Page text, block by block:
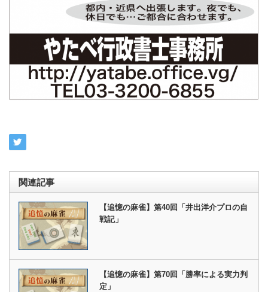
関連記事
【追憶の麻雀】第40回「井出洋介プロの自
戦記」
【追憶の麻雀】第70回「勝率による実力判
定」